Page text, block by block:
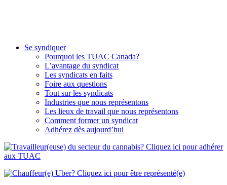
Se syndiquer
Pourquoi les TUAC Canada?
L’avantage du syndicat
Les syndicats en faits
Foire aux questions
Tout sur les syndicats
Industries que nous représentons
Les lieux de travail que nous représentons
Comment former un syndicat
Adhérez dès aujourd’hui